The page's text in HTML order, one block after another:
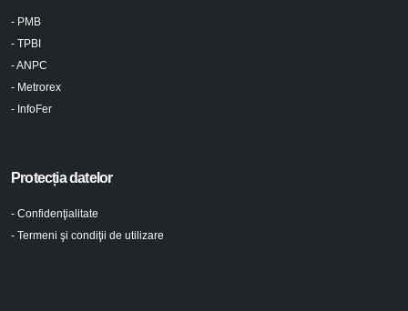
- PMB
- TPBI
- ANPC
- Metrorex
- InfoFer
Protecția datelor
- Confidenţialitate
- Termeni şi condiţii de utilizare